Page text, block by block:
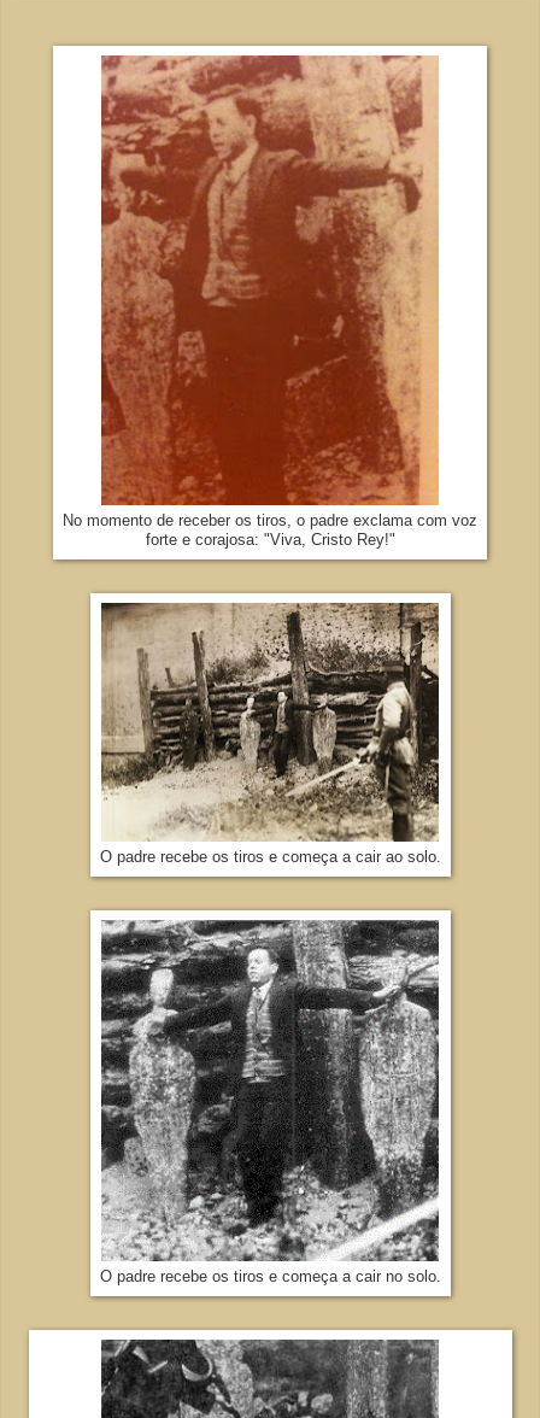
No momento de receber os tiros, o padre exclama com voz
forte e corajosa: "Viva, Cristo Rey!"
O padre recebe os tiros e começa a cair ao solo.
O padre recebe os tiros e começa a cair no solo.